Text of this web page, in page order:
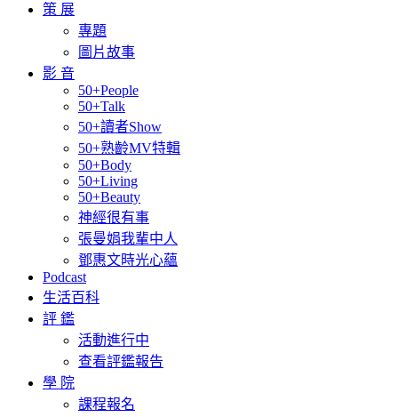
策 展
專題
圖片故事
影 音
50+People
50+Talk
50+讀者Show
50+熟齡MV特輯
50+Body
50+Living
50+Beauty
神經很有事
張曼娟我輩中人
鄧惠文時光心蘊
Podcast
生活百科
評 鑑
活動進行中
查看評鑑報告
學 院
課程報名